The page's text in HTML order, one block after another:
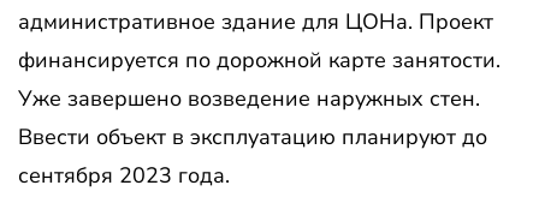
административное здание для ЦОНа. Проект
финансируется по дорожной карте занятости.
Уже завершено возведение наружных стен.
Ввести объект в эксплуатацию планируют до
сентября 2023 года.